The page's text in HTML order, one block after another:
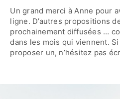
Un grand merci à Anne pour
ligne. D’autres propositions
prochainement diffusées …
dans les mois qui viennent.
proposer un, n’hésitez pas